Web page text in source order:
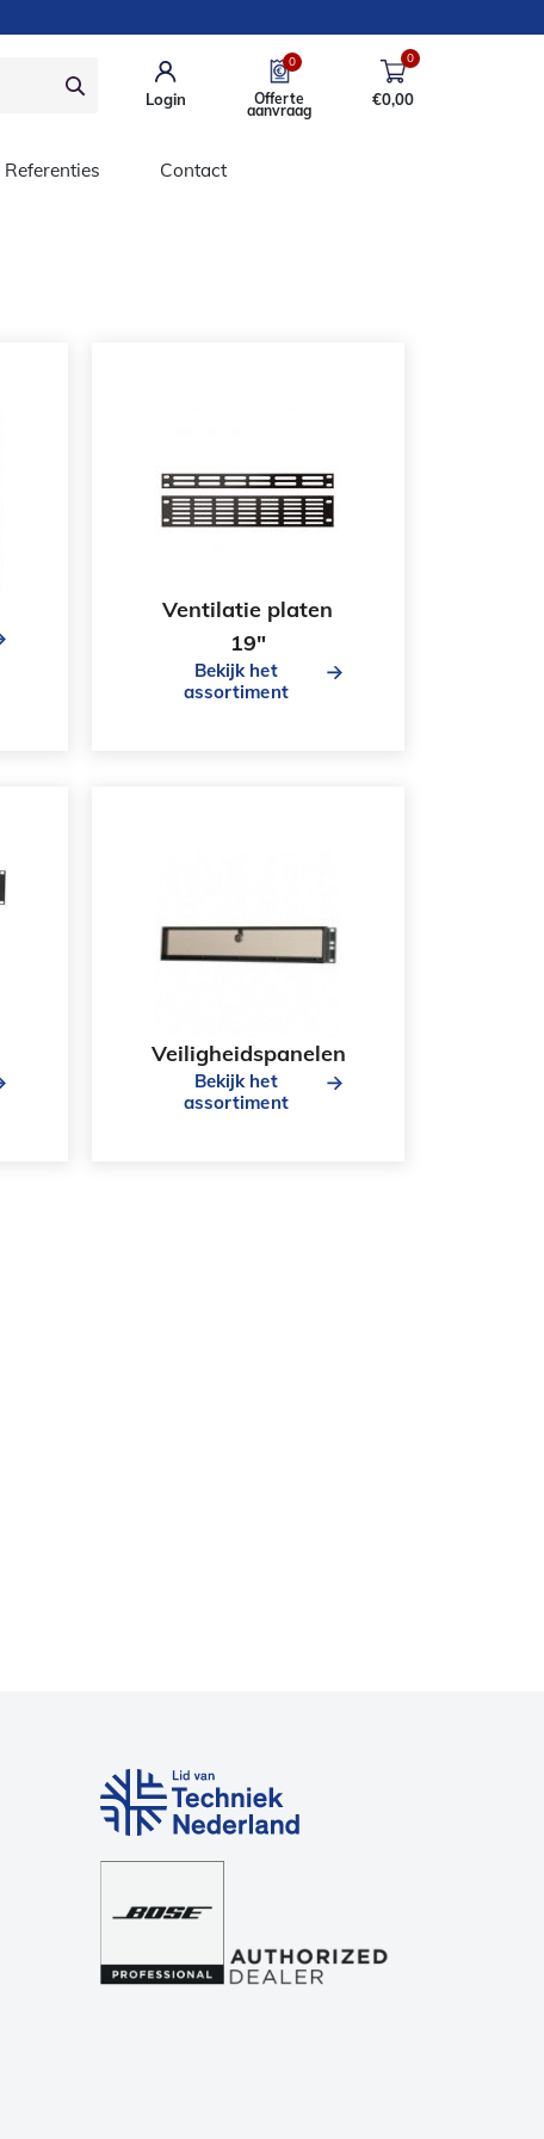
Login
0
Offerte
aanvraag
0
€0,00
Referenties Contact
Ventilatie platen
19"
Bekijk het
assortiment
Veiligheidspanelen
Bekijk het
assortiment